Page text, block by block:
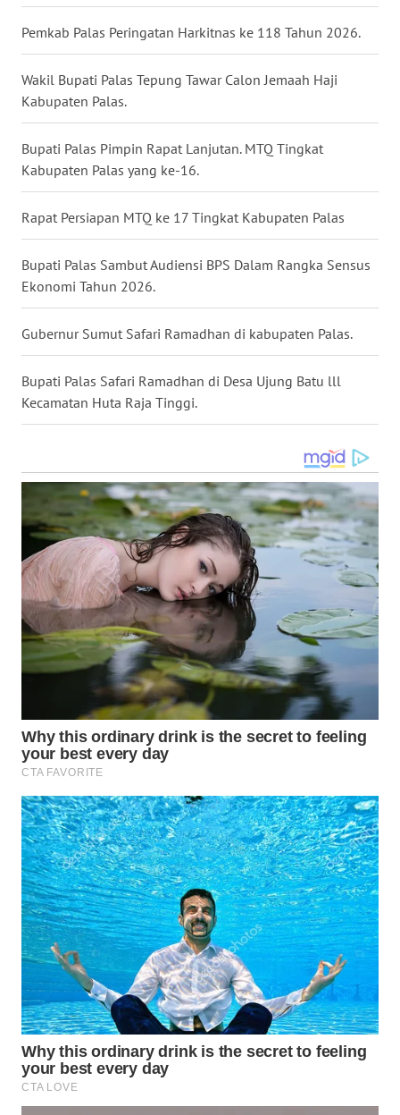
Pemkab Palas Peringatan Harkitnas ke 118 Tahun 2026.
Wakil Bupati Palas Tepung Tawar Calon Jemaah Haji
Kabupaten Palas.
Bupati Palas Pimpin Rapat Lanjutan. MTQ Tingkat
Kabupaten Palas yang ke-16.
Rapat Persiapan MTQ ke 17 Tingkat Kabupaten Palas
Bupati Palas Sambut Audiensi BPS Dalam Rangka Sensus
Ekonomi Tahun 2026.
Gubernur Sumut Safari Ramadhan di kabupaten Palas.
Bupati Palas Safari Ramadhan di Desa Ujung Batu lll
Kecamatan Huta Raja Tinggi.
WN
NIAS
WN
LANGKAT
WN
TAPANULI
SELATAN
WN
LESUNG
WN
KARO
WN
SIMALUNGUN
WN
TAPANULI
TENGAH
WN DELI
SERDANG
WN
WN
PAKPAK
WN
KARAWANG
WN
BEKASI
WN
BOGOR
WN
DEPOK
WN
TAPANULI